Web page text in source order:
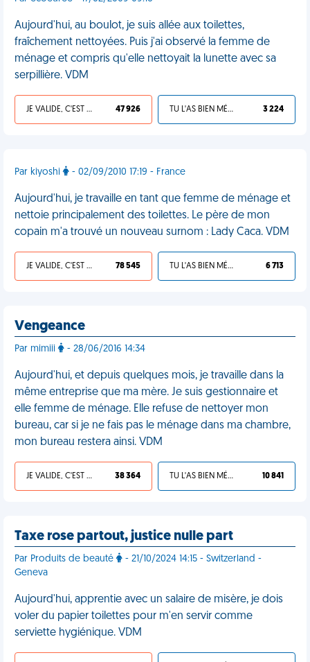
Aujourd'hui, au boulot, je suis allée aux toilettes,
fraîchement nettoyées. Puis j'ai observé la femme de
ménage et compris qu'elle nettoyait la lunette avec sa
serpillière. VDM
JE VALIDE, C'EST UNE VDM 47 926 TU L'AS BIEN MÉRITÉ 3 224
Par kiyoshi - 02/09/2010 17:19 - France
Aujourd'hui, je travaille en tant que femme de ménage et
nettoie principalement des toilettes. Le père de mon
copain m'a trouvé un nouveau surnom : Lady Caca. VDM
JE VALIDE, C'EST UNE VDM 78 545 TU L'AS BIEN MÉRITÉ 6 713
Vengeance
Par mimiii - 28/06/2016 14:34
Aujourd'hui, et depuis quelques mois, je travaille dans la
même entreprise que ma mère. Je suis gestionnaire et
elle femme de ménage. Elle refuse de nettoyer mon
bureau, car si je ne fais pas le ménage dans ma chambre,
mon bureau restera ainsi. VDM
JE VALIDE, C'EST UNE VDM 38 364 TU L'AS BIEN MÉRITÉ 10 841
Taxe rose partout, justice nulle part
Par Produits de beauté
- 21/10/2024 14:15 - Switzerland -
Geneva
Aujourd'hui, apprentie avec un salaire de misère, je dois
voler du papier toilettes pour m'en servir comme
serviette hygiénique. VDM